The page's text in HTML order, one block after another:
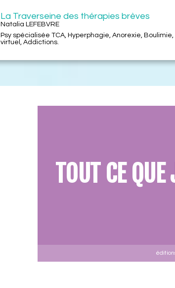
La Traverseine des thérapies brèves
Natalia LEFEBVRE
Psy spécialisée TCA, Hyperphagie, Anorexie,
virtuel, Addictions.
TOUT CE